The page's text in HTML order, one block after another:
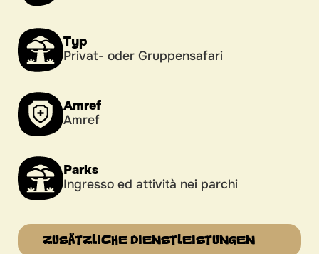
ZUSÄTZLICHE DIENSTLEISTUNGEN
Typ
Privat- oder Gruppensafari
Amref
Amref
Parks
Ingresso ed attività nei parchi